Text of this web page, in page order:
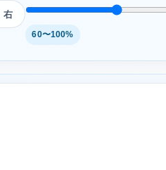
右
60〜100%